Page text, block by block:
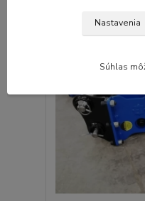
Nastavenia
Súhlas